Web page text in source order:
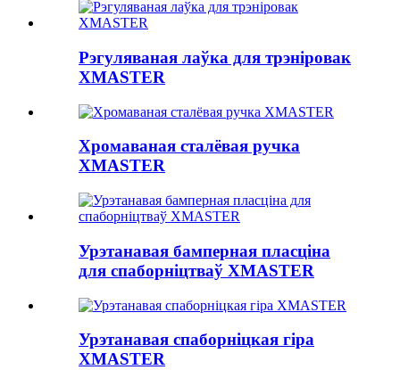
Рэгуляваная лаўка для трэніровак
XMASTER
Хромаваная сталёвая ручка
XMASTER
Урэтанавая бамперная пласціна
для спаборніцтваў XMASTER
Урэтанавая спаборніцкая гіра
XMASTER